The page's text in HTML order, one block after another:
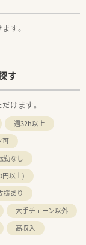
す。
す
けます。
週32h以上
可
勤なし
円以上)
援あり
大手チェーン以外
高収入